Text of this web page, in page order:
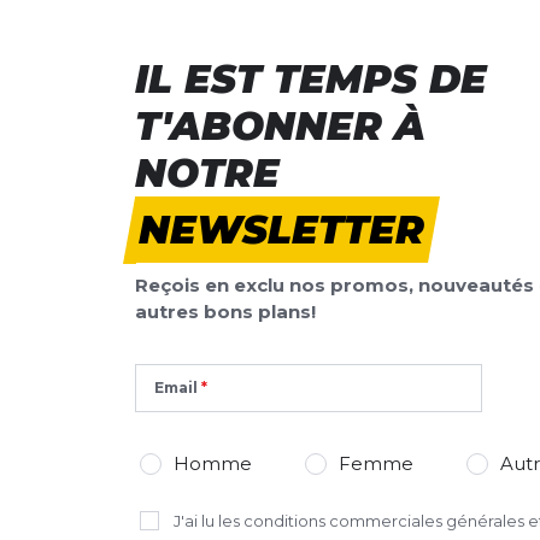
Titre de votre avis
Titre de votre avis
Votre avis detaillé
Votre avis detaillé
Champs requis
AJOUTER UN AVIS
Ce formulaire est protégé par reCAPTCHA –
de Google s'appliquent.
IL EST TEMPS DE
T'ABONNER À
NOTRE
NEWSLETTER
Reçois en exclu nos promos, nouveautés
autres bons plans!
Email
Homme Femme
J'ai lu les conditions commerciales générales